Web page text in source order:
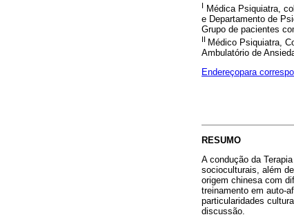
I Médica Psiquiatra,
e Departamento de
Grupo de pacientes
II Médico Psiquiatra,
Ambulatório de
Endereçopara
RESUMO
A condução da
socioculturais, além
origem chinesa com
treinamento em auto-
particularidades
discussão.